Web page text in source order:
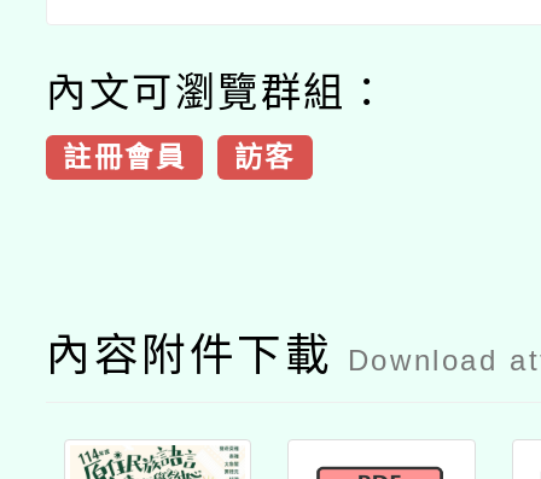
內文可瀏覽群組：
註冊會員 訪客
內容附件下載 Download